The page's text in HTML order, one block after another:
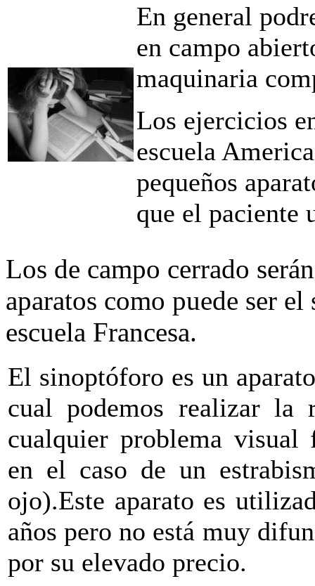
En general
en campo
maquinaria
Los ejercicios
escuela
pequeños
que el paciente
Los de campo cerrado
aparatos como puede ser
escuela Francesa.
El sinoptóforo es un
cual podemos realizar la
cualquier problema
en el caso de un
ojo).Este aparato es
años pero no está muy
por su elevado precio.